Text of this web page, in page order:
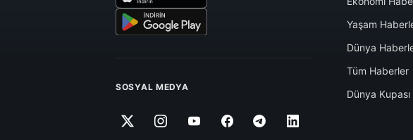
SOSYAL MEDYA
Yaşam
Dünya
Tüm Haberler
Dünya